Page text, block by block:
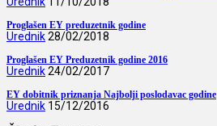
Proglašen EY preduzetnik godine
Urednik28/02/2018
Proglašen EY Preduzetnik godine 2016
Urednik24/02/2017
EY dobitnik priznanja Najbolji poslodavac godine
Urednik 15/12/2016